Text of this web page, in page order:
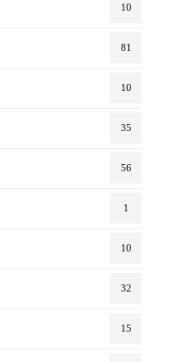
10
81
10
35
56
1
10
32
15